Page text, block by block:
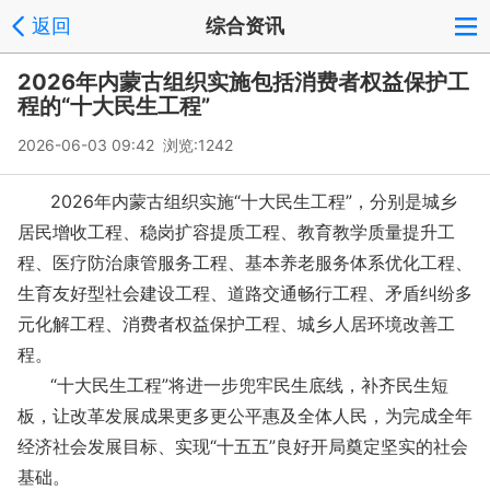
返回 综合资讯
2026年内蒙古组织实施包括消费者权益保护工
程的“十大民生工程”
2026-06-03 09:42 浏览:1242
2026年内蒙古组织实施“十大民生工程”，分别是城乡
居民增收工程、稳岗扩容提质工程、教育教学质量提升工
程、医疗防治康管服务工程、基本养老服务体系优化工程、
生育友好型社会建设工程、道路交通畅行工程、矛盾纠纷多
元化解工程、消费者权益保护工程、城乡人居环境改善工
程。
“十大民生工程”将进一步兜牢民生底线，补齐民生短
板，让改革发展成果更多更公平惠及全体人民，为完成全年
经济社会发展目标、实现“十五五”良好开局奠定坚实的社会
基础。